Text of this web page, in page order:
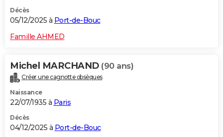
Décès
05/12/2025 à Port-de-Bouc
Famille AHMED
Michel MARCHAND (90 ans)
Créer une cagnotte obsèques
Naissance
22/07/1935 à Paris
Décès
04/12/2025 à Port-de-Bouc